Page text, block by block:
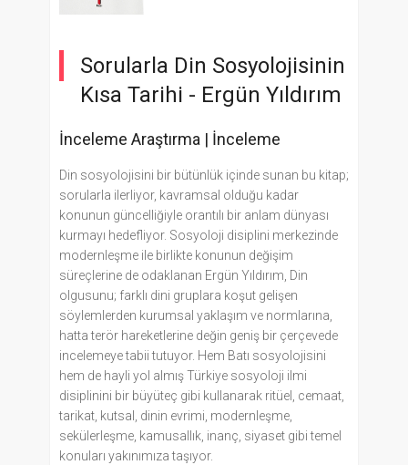
Sorularla Din Sosyolojisinin
Kısa Tarihi - Ergün Yıldırım
İnceleme Araştırma | İnceleme
Din sosyolojisini bir bütünlük içinde sunan bu kitap;
sorularla ilerliyor, kavramsal olduğu kadar
konunun güncelliğiyle orantılı bir anlam dünyası
kurmayı hedefliyor. Sosyoloji disiplini merkezinde
modernleşme ile birlikte konunun değişim
süreçlerine de odaklanan Ergün Yıldırım, Din
olgusunu; farklı dini gruplara koşut gelişen
söylemlerden kurumsal yaklaşım ve normlarına,
hatta terör hareketlerine değin geniş bir çerçevede
incelemeye tabii tutuyor. Hem Batı sosyolojisini
hem de hayli yol almış Türkiye sosyoloji ilmi
disiplinini bir büyüteç gibi kullanarak ritüel, cemaat,
tarikat, kutsal, dinin evrimi, modernleşme,
sekülerleşme, kamusallık, inanç, siyaset gibi temel
konuları yakınımıza taşıyor.